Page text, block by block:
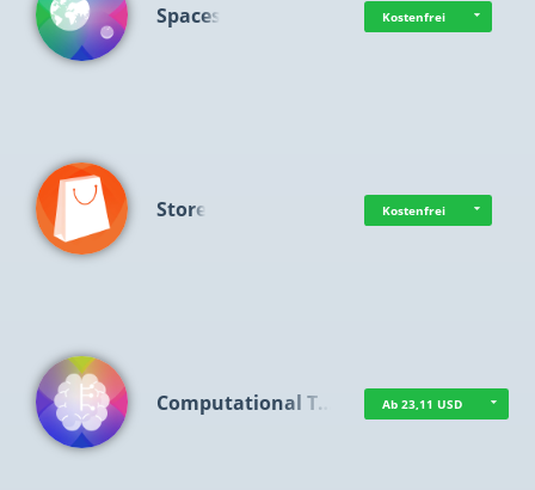
Spaces Kostenfrei
Store Kostenfrei
Computational T… Ab 23,11 USD